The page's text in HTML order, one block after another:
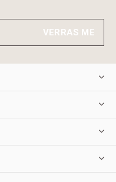
VERRAS ME